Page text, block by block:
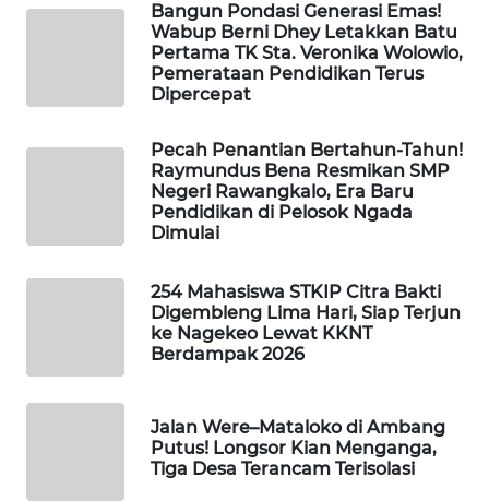
Bangun Pondasi Generasi Emas!
Wabup Berni Dhey Letakkan Batu
Pertama TK Sta. Veronika Wolowio,
Pemerataan Pendidikan Terus
Dipercepat
Pecah Penantian Bertahun-Tahun!
Raymundus Bena Resmikan SMP
Negeri Rawangkalo, Era Baru
Pendidikan di Pelosok Ngada
Dimulai
254 Mahasiswa STKIP Citra Bakti
Digembleng Lima Hari, Siap Terjun
ke Nagekeo Lewat KKNT
Berdampak 2026
Jalan Were–Mataloko di Ambang
Putus! Longsor Kian Menganga,
Tiga Desa Terancam Terisolasi
ID
MARTABAT
MKLI